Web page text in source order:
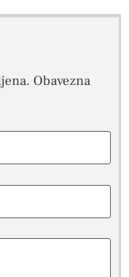
Obavezna